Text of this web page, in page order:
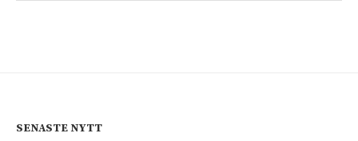
SENASTE NYTT